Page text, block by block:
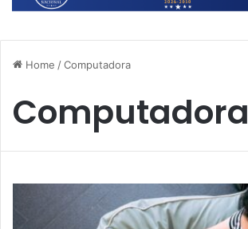
Home /Computadora
Computadora